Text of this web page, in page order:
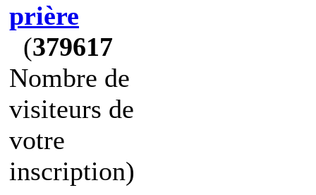
prière
(379617
Nombre de
visiteurs de
votre
inscription)